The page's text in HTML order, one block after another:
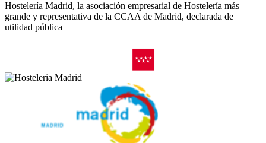
Hostelería Madrid, la asociación empresarial de Hostelería más
grande y representativa de la CCAA de Madrid, declarada de
utilidad pública